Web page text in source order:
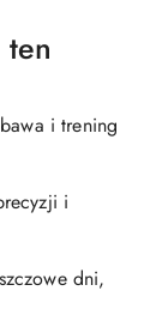
i trening
i
dni,